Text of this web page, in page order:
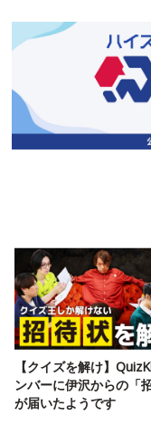
【クイズを解け】
ンバーに伊沢からの「
が届いたようです